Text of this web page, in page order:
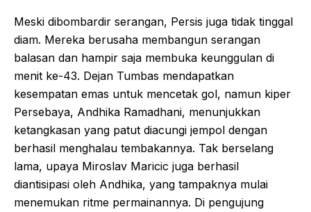
Meski dibombardir serangan, Persis juga tidak tinggal
diam. Mereka berusaha membangun serangan
balasan dan hampir saja membuka keunggulan di
menit ke-43. Dejan Tumbas mendapatkan
kesempatan emas untuk mencetak gol, namun kiper
Persebaya, Andhika Ramadhani, menunjukkan
ketangkasan yang patut diacungi jempol dengan
berhasil menghalau tembakannya. Tak berselang
lama, upaya Miroslav Maricic juga berhasil
diantisipasi oleh Andhika, yang tampaknya mulai
menemukan ritme permainannya. Di pengujung